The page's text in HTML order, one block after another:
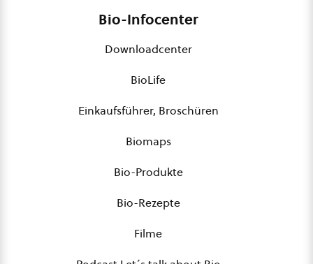
Bio-Infocenter
Downloadcenter
BioLife
Einkaufsführer, Broschüren
Biomaps
Bio-Produkte
Bio-Rezepte
Filme